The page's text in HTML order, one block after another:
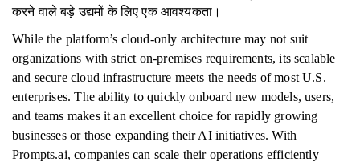
करने वाले बड़े उद्यमों के लिए एक आवश्यकता।
While the platform’s cloud-only architecture may not suit
organizations with strict on-premises requirements, its scalable
and secure cloud infrastructure meets the needs of most U.S.
enterprises. The ability to quickly onboard new models, users,
and teams makes it an excellent choice for rapidly growing
businesses or those expanding their AI initiatives. With
Prompts.ai, companies can scale their operations efficiently